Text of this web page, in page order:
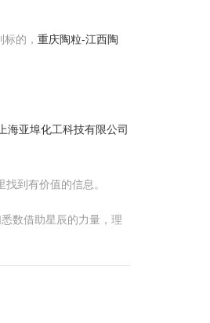
的， 重庆陶粒-江西陶
上海亚埠化工科技有限公司
到有价值的信息。
数借助星辰的力量，理